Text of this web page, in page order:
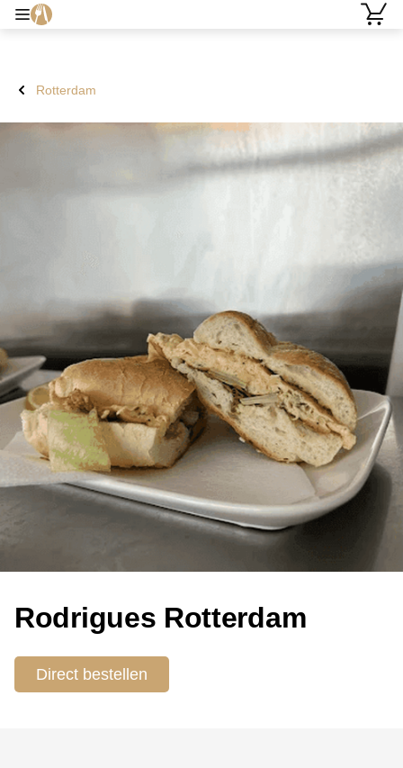
Rotterdam
Rodrigues Rotterdam
Direct bestellen